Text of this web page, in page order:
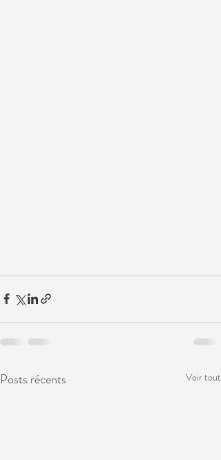
Posts récents Voir tout